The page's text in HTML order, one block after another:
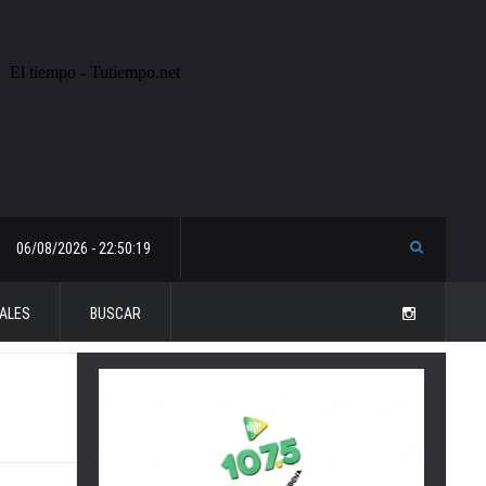
06/08/2026 - 22:50:19
BUSCAR